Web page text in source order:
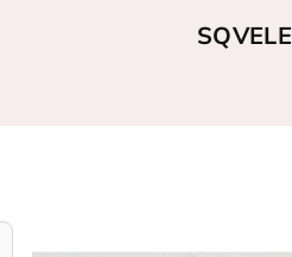
SQVELE